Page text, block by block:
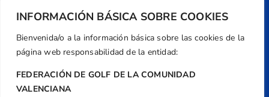
INFORMACIÓN BÁSICA SOBRE COOKIES
Bienvenida/o a la información básica sobre las cookies de la
página web responsabilidad de la entidad:
FEDERACIÓN DE GOLF DE LA COMUNIDAD
VALENCIANA